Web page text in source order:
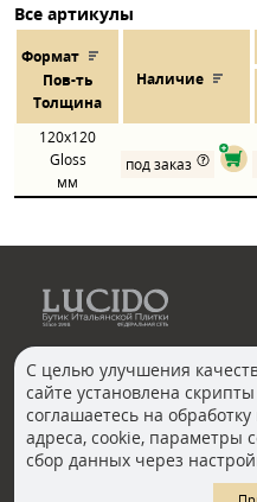
Все артикулы
Формат
Пов-ть
Толщина
Наличие
120x120
Gloss
мм
под заказ
КОНТАКТЫ
Москва, Пречистенка
Казань
С целью улучшения
сайте установлена
соглашаетесь на
адреса, cookie, параметры
сбор данных через